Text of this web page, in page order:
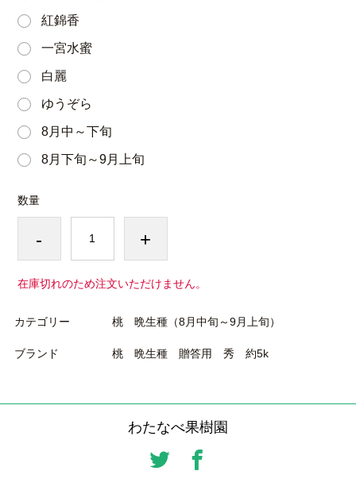
紅錦香
一宮水蜜
白麗
ゆうぞら
8月中～下旬
8月下旬～9月上旬
数量
- +
在庫切れのため注文いただけません。
カテゴリー 桃 晩生種（8月中旬～9月上旬）
ブランド 桃 晩生種 贈答用 秀 約5k
わたなべ果樹園